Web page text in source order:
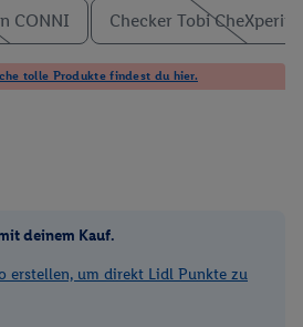
CONNI Checker Tobi
tolle Produkte findest du hier.
deinem Kauf.
erstellen, um direkt Lidl Punkte zu